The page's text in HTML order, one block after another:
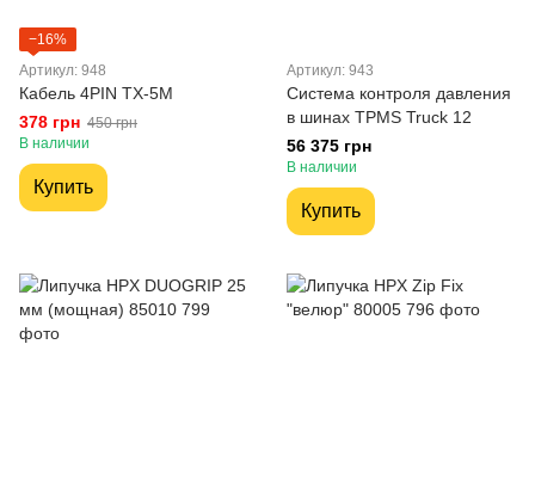
−16%
Артикул: 948
Кабель 4PIN TX-5M
378 грн 450 грн
В наличии
Купить
Артикул: 943
Система контроля давления
в шинах TPMS Truck 12
56 375 грн
В наличии
Купить